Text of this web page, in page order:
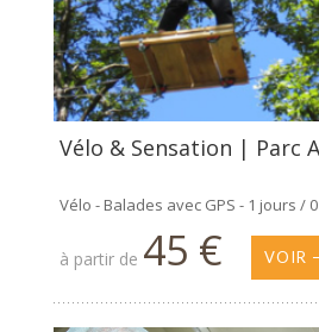
Vélo & Sensation | Parc
Vélo - Balades avec GPS - 1 jours /
à partir de 45 € VOIR